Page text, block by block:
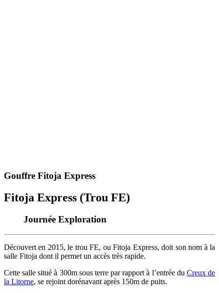
Gouffre Fitoja Express
Fitoja Express (Trou FE)
Journée Exploration
Découvert en 2015, le trou FE, ou Fitoja Express, doit son nom à la
salle Fitoja dont il permet un accès très rapide.
Cette salle situé à 300m sous terre par rapport à l’entrée du Creux de
la Litorne, se rejoint dorénavant après 150m de puits.